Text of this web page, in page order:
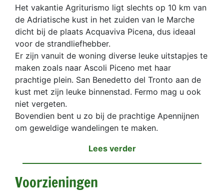
Het vakantie Agriturismo ligt slechts op 10 km van
de Adriatische kust in het zuiden van le Marche
dicht bij de plaats Acquaviva Picena, dus ideaal
voor de strandliefhebber.
Er zijn vanuit de woning diverse leuke uitstapjes te
maken zoals naar Ascoli Piceno met haar
prachtige plein. San Benedetto del Tronto aan de
kust met zijn leuke binnenstad. Fermo mag u ook
niet vergeten.
Bovendien bent u zo bij de prachtige Apennijnen
om geweldige wandelingen te maken.
Lees verder
Voorzieningen